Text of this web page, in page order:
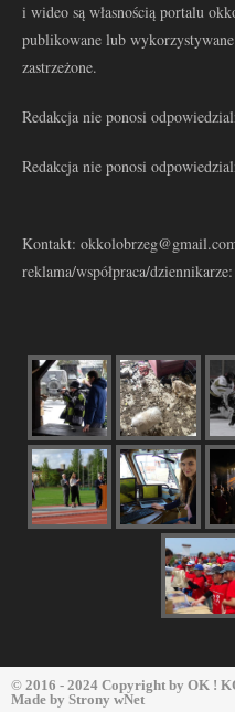
i wideo są własnością portalu
publikowane lub
zastrzeżone.
Redakcja nie ponosi
Redakcja nie ponosi
Kontakt:
reklama/współpraca/
© 2016 - 2024 Copyright by OK !
Made by Strony wNet